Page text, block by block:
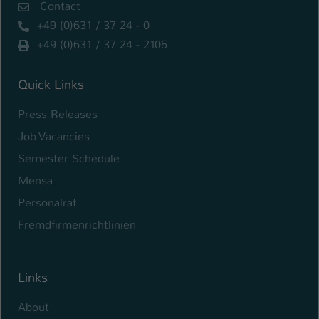
Contact
+49 (0)631 / 37 24 - 0
+49 (0)631 / 37 24 - 2105
Quick Links
Press Releases
Job Vacancies
Semester Schedule
Mensa
Personalrat
Fremdfirmenrichtlinien
Links
About